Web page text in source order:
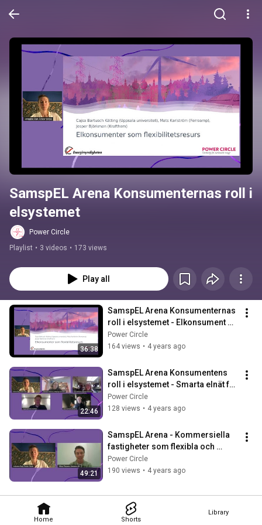
Home Shorts
Library
SamspEL Arena Konsumenternas roll i
elsystemet
Power Circle
Playlist • 3 videos • 173 views
Play all
36:38
SamspEL Arena Konsumenternas
roll i elsystemet - Elkonsument
som flexibilitetsresurs
Power Circle
164 views • 4 years ago
22:46
SamspEL Arena Konsumentens
roll i elsystemet - Smarta elnät för
alla
Power Circle
128 views • 4 years ago
49:21
SamspEL Arena - Kommersiella
fastigheter som flexibla och
balanserande resurser i
elsystemet
Power Circle
190 views • 4 years ago